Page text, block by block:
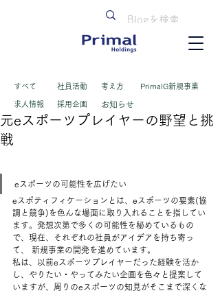
すべて
求人情報
​社員活動 考え方 PrimalG新規事業
採用企画 お知らせ
元eスポーツプレイヤーの野望と挑
戦
eスポーツの可能性を広げたい
eスポティフィケーションとは、eスポーツの要素(協
調と競争)を色んな場面に取り入れることを指してい
ます。発想次第で多くの可能性を秘めているもの
で、現在、それぞれの社員がアイデアを持ち寄っ
て、 新規事業の開発を進めています。
私は、以前eスポーツプレイヤーだった経験を活か
し、やりたい・やってみたい企画を色々と提案して
いますが、周りのeスポーツの知見がそこまで深くな